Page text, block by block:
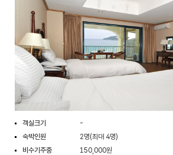
객실크기
-
숙박인원
2명(최대 4명)
비수기주중
150,000원